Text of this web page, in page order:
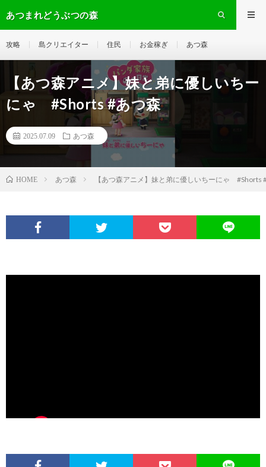
あつまれどうぶつの森
攻略 島クリエイター 住民 お金稼ぎ あつ森
【あつ森アニメ】妹と弟に優しいちー
にゃ #Shorts #あつ森
2025.07.09 あつ森
HOME あつ森 【あつ森アニメ】妹と弟に優しいちーにゃ #Shorts